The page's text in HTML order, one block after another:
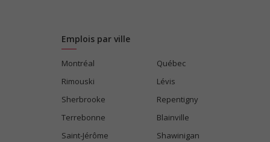
Emplois par ville
Montréal
Québec
Rimouski
Lévis
Sherbrooke
Repentigny
Terrebonne
Blainville
Saint-Jérôme
Shawinigan